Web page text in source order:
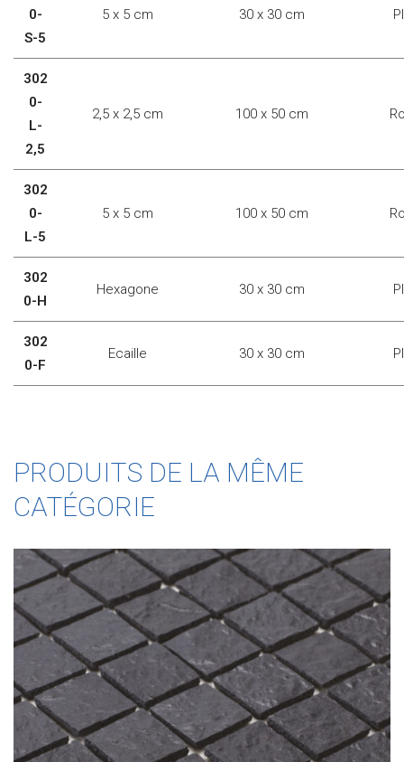
0-
S-5
5 x 5 cm 30 x 30 cm
302
0-
L-
2,5
2,5 x 2,5 cm 100 x 50 cm
302
0-
L-5
5 x 5 cm 100 x 50 cm
302
0-H
Hexagone 30 x 30 cm
302
0-F
Ecaille 30 x 30 cm
PRODUITS DE LA MÊME
CATÉGORIE